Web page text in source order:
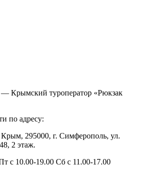
— Крымский туроператор «Рюкзак
по адресу:
Крым, 295000, г. Симферополь, ул.
2 этаж.
с 10.00-19.00 Сб с 11.00-17.00